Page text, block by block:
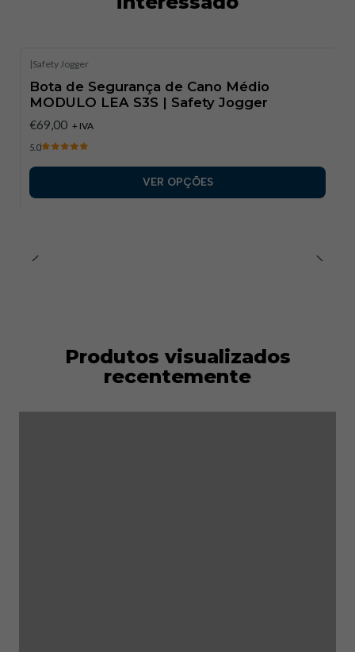
|Safety Jogger
Bota de Segurança de Cano Médio
MODULO LEA S3S | Safety Jogger
€69,00 + IVA
5.0
VER OPÇÕES
Produtos visualizados
recentemente